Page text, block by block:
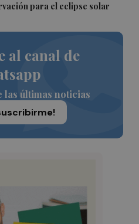
para el eclipse solar
al canal de
las últimas noticias